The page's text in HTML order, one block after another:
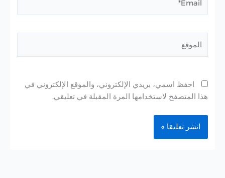
احفظ اسمي، بريدي الإلكتروني، والموقع الإلكتروني في
هذا المتصفح لاستخدامها المرة المقبلة في تعليقي.